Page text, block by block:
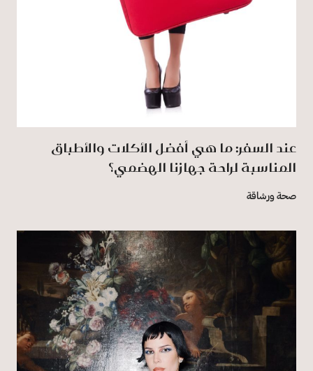
عند السفر: ما هي أفضل الأكلات والأطباق
المناسبة لراحة جهازنا الهضمي؟
صحة ورشاقة